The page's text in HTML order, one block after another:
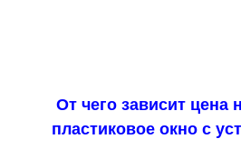
От чего зависит цена
пластиковое окно с